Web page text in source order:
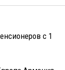
с 1